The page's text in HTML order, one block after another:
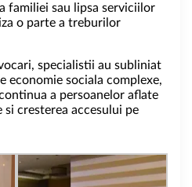
familiei sau lipsa serviciilor
o parte a treburilor
specialistii au subliniat
economie sociala complexe,
a persoanelor aflate
cresterea accesului pe